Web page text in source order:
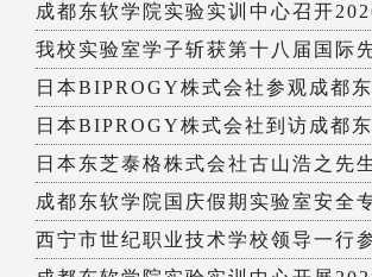
成都东软学院实验实训中心召开
我校实验室学子斩获第十八届国际
日本BIPROGY株式会社参观成都
日本BIPROGY株式会社到访成都
日本东芝泰格株式会社古山浩之先
成都东软学院国庆假期实验室安全
西宁市世纪职业技术学校领导一行